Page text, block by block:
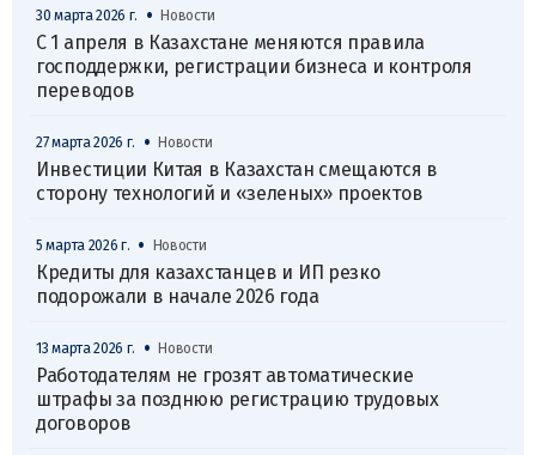
30 марта 2026 г. • Новости
С 1 апреля в Казахстане меняются правила
господдержки, регистрации бизнеса и контроля
переводов
27 марта 2026 г. • Новости
Инвестиции Китая в Казахстан смещаются в
сторону технологий и «зеленых» проектов
5 марта 2026 г. • Новости
Кредиты для казахстанцев и ИП резко
подорожали в начале 2026 года
13 марта 2026 г. • Новости
Работодателям не грозят автоматические
штрафы за позднюю регистрацию трудовых
договоров